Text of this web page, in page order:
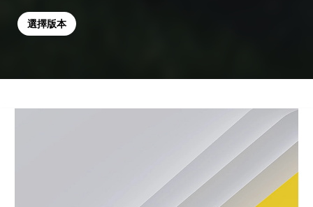
選擇版本